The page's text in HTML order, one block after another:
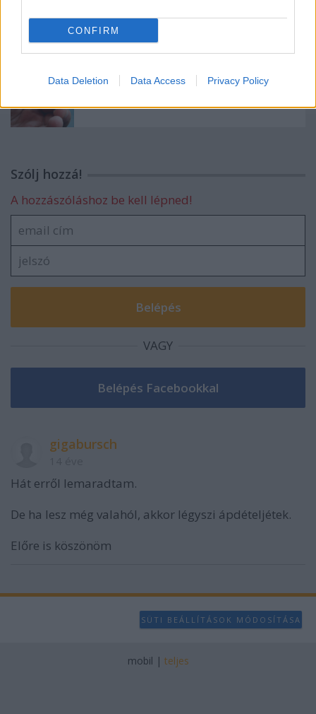
CONFIRM
Data Deletion Data Access Privacy Policy
Nyolc rejtélyes holttest - Egy Tisza-parti
település sorsa a hun korban
Szólj hozzá!
A hozzászóláshoz be kell lépned!
VAGY
gigabursch
Hát erről lemaradtam.
De ha lesz még valahól, akkor légyszi ápdételjétek.
Előre is köszönöm
SÜTI BEÁLLÍTÁSOK MÓDOSÍTÁSA
mobil | teljes